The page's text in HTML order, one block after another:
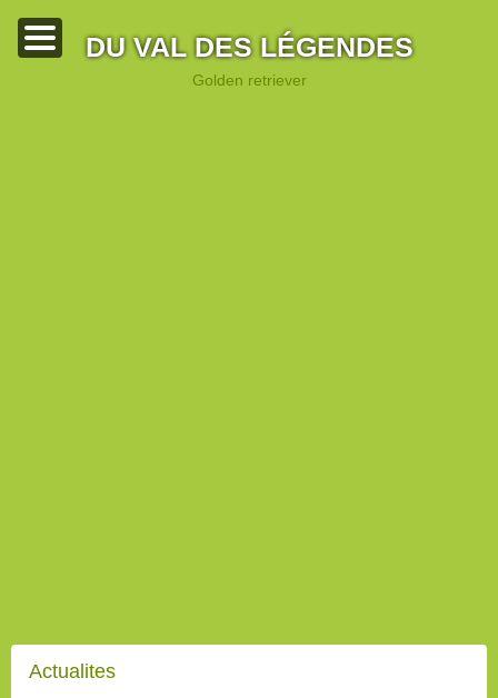
DU VAL DES LÉGENDES
golden retriever
Actualites